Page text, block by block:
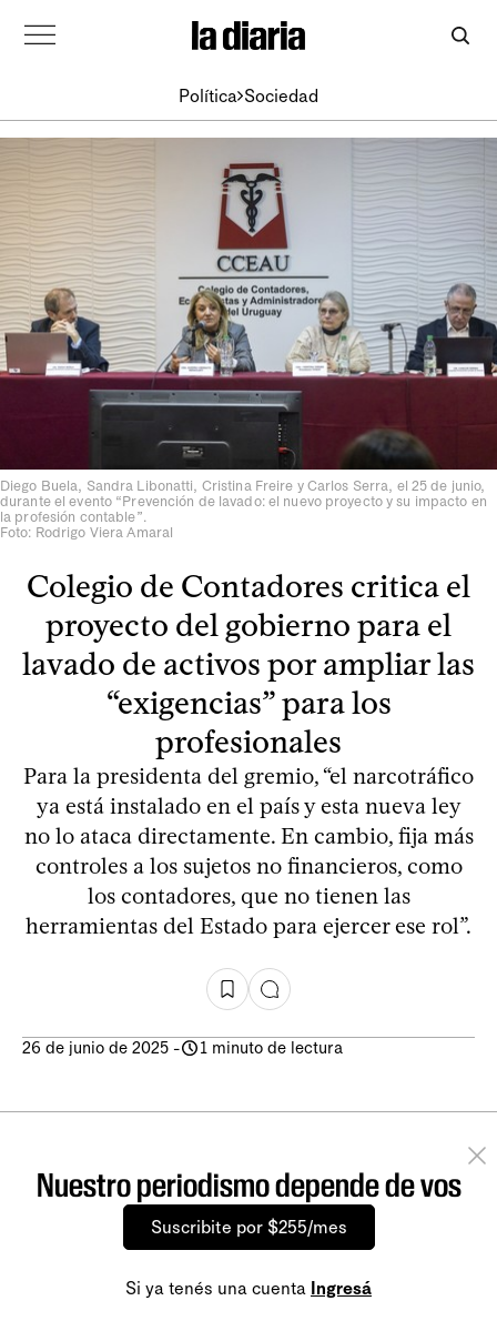
Política Sociedad
Diego Buela, Sandra Libonatti, Cristina Freire y Carlos Serra, el 25 de junio,
durante el evento “Prevención de lavado: el nuevo proyecto y su impacto en
la profesión contable”.
Foto: Rodrigo Viera Amaral
Colegio de Contadores critica el
proyecto del gobierno para el
lavado de activos por ampliar las
“exigencias” para los
profesionales
Para la presidenta del gremio, “el narcotráfico
ya está instalado en el país y esta nueva ley
no lo ataca directamente. En cambio, fija más
controles a los sujetos no financieros, como
los contadores, que no tienen las
herramientas del Estado para ejercer ese rol”.
26 de junio de 2025 - 1 minuto de lectura
Nuestro periodismo depende de vos
Suscribite por $255/mes
Si ya tenés una cuenta Ingresá